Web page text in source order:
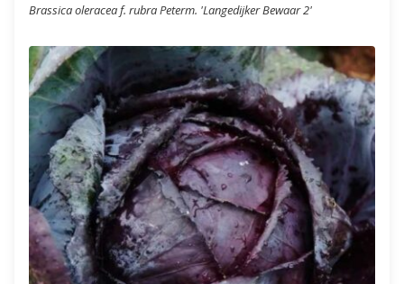
Brassica oleracea f. rubra Peterm. 'Langedijker Bewaar 2'